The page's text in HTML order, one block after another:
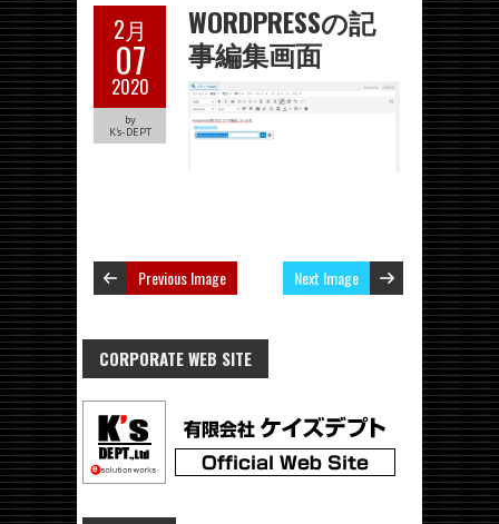
2月
07
2020
by
K's-DEPT
WORDPRESSの記
事編集画面
Previous Image Next Image
CORPORATE WEB SITE